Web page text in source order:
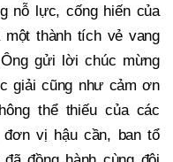
nỗ lực, cống hiến của
một thành tích vẻ vang
gửi lời chúc mừng
giải cũng như cảm ơn
thể thiếu của các
vị hậu cần, ban tổ